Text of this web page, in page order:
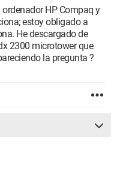
HP Compaq y
estoy obligado a
He descargado de
2300 microtower que
la pregunta ?